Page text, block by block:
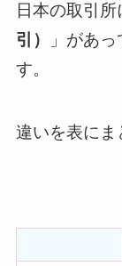
日本の取引所
引）
」があ
す。
違いを表にま